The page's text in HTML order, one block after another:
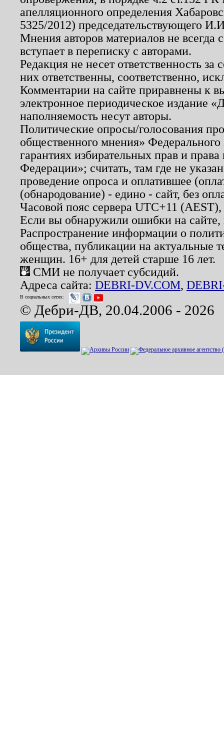
апелляционного определения
5325/2012) председательствующего
Мнения авторов материалов не
вступает в переписку с авторами.
Редакция не несет ответственность
них ответственны, соответственно,
Комментарии на сайте приравнены к
электронное периодическое издание
наполняемость несут авторы.
Политические опросы/голосования
общественного мнения»
гарантиях избирательных прав и
Федерации»; считать, там где не
проведение опроса и оплатившее
(обнародование) - едино - сайт, без
Часовой пояс сервера UTC+11
Если вы обнаружили ошибки на
Распространение информации о
общества, публикации на актуальные
женщин. 16+ для детей старше 16 лет.
СМИ не получает субсидий.
Адреса сайта: DEBRI-DV.COM,
В социальных сетях:
© Дебри-ДВ, 20.04.2006 - 2026